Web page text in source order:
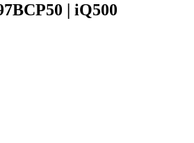
| iQ500